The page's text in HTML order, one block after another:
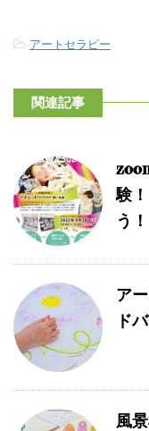
-アートセラピー
関連記事
験
う！
ア
ド
風